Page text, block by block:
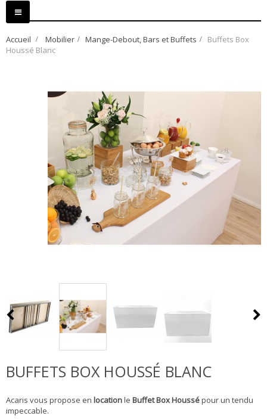
Basculer
la
Accueil > Mobilier > Mange-Debout, Bars et Buffets > Buffets Box
Houssé Blanc
BUFFETS BOX HOUSSÉ BLANC
Acaris vous propose en locationle Buffet Box Houssépour un tendu
impeccable.